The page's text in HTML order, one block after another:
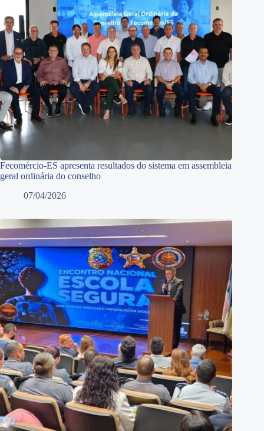
Fecomércio-ES apresenta resultados do sistema em assembleia
geral ordinária do conselho
07/04/2026